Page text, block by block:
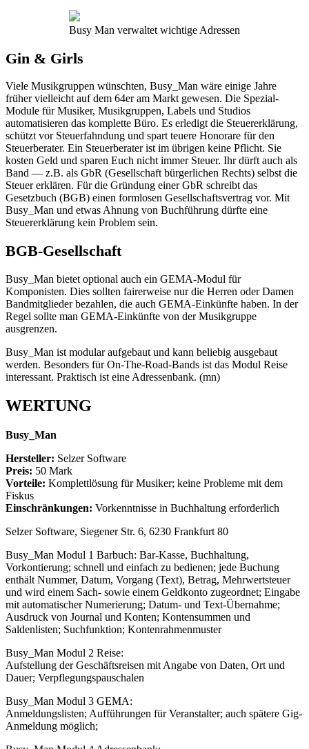
Busy Man verwaltet wichtige Adressen
Gin & Girls
Viele Musikgruppen wünschten, Busy_Man wäre einige Jahre
früher vielleicht auf dem 64er am Markt gewesen. Die Spezial-
Module für Musiker, Musikgruppen, Labels und Studios
automatisieren das komplette Büro. Es erledigt die Steuererklärung,
schützt vor Steuerfahndung und spart teuere Honorare für den
Steuerberater. Ein Steuerberater ist im übrigen keine Pflicht. Sie
kosten Geld und sparen Euch nicht immer Steuer. Ihr dürft auch als
Band — z.B. als GbR (Gesellschaft bürgerlichen Rechts) selbst die
Steuer erklären. Für die Gründung einer GbR schreibt das
Gesetzbuch (BGB) einen formlosen Gesellschaftsvertrag vor. Mit
Busy_Man und etwas Ahnung von Buchführung dürfte eine
Steuererklärung kein Problem sein.
BGB-Gesellschaft
Busy_Man bietet optional auch ein GEMA-Modul für
Komponisten. Dies sollten fairerweise nur die Herren oder Damen
Bandmitglieder bezahlen, die auch GEMA-Einkünfte haben. In der
Regel sollte man GEMA-Einkünfte von der Musikgruppe
ausgrenzen.
Busy_Man ist modular aufgebaut und kann beliebig ausgebaut
werden. Besonders für On-The-Road-Bands ist das Modul Reise
interessant. Praktisch ist eine Adressenbank. (mn)
WERTUNG
Busy_Man
Hersteller: Selzer Software
Preis: 50 Mark
Vorteile: Komplettlösung für Musiker; keine Probleme mit dem
Fiskus
Einschränkungen: Vorkenntnisse in Buchhaltung erforderlich
Selzer Software, Siegener Str. 6, 6230 Frankfurt 80
Busy_Man Modul 1 Barbuch: Bar-Kasse, Buchhaltung,
Vorkontierung; schnell und einfach zu bedienen; jede Buchung
enthält Nummer, Datum, Vorgang (Text), Betrag, Mehrwertsteuer
und wird einem Sach- sowie einem Geldkonto zugeordnet; Eingabe
mit automatischer Numerierung; Datum- und Text-Übernahme;
Ausdruck von Journal und Konten; Kontensummen und
Saldenlisten; Suchfunktion; Kontenrahmenmuster
Busy_Man Modul 2 Reise:
Aufstellung der Geschäftsreisen mit Angabe von Daten, Ort und
Dauer; Verpflegungspauschalen
Busy_Man Modul 3 GEMA:
Anmeldungslisten; Aufführungen für Veranstalter; auch spätere Gig-
Anmeldung möglich;